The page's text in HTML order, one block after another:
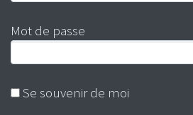
Mot de passe
Se souvenir de moi